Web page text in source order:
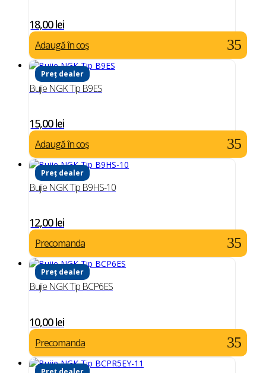
18,00lei
Adaugă în coș
Preț dealer
Bujie NGK Tip B9ES
15,00lei
Adaugă în coș
Preț dealer
Bujie NGK Tip B9HS-10
12,00lei
Precomanda
Preț dealer
Bujie NGK Tip BCP6ES
10,00lei
Precomanda